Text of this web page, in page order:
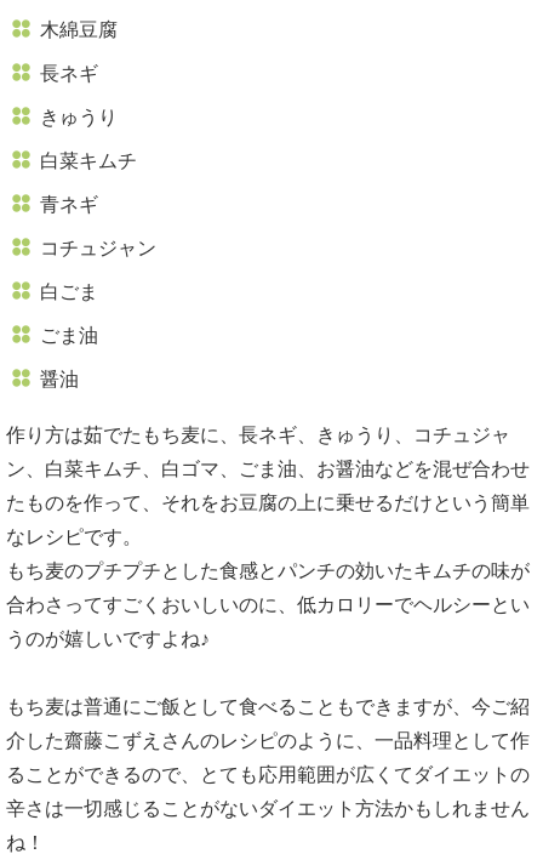
木綿豆腐
長ネギ
きゅうり
白菜キムチ
青ネギ
コチュジャン
白ごま
ごま油
醤油
作り方は茹でたもち麦に、長ネギ、きゅうり、コチュジャ
ン、白菜キムチ、白ゴマ、ごま油、お醤油などを混ぜ合わせ
たものを作って、それをお豆腐の上に乗せるだけという簡単
なレシピです。
もち麦のプチプチとした食感とパンチの効いたキムチの味が
合わさってすごくおいしいのに、低カロリーでヘルシーとい
うのが嬉しいですよね♪
もち麦は普通にご飯として食べることもできますが、今ご紹
介した齋藤こずえさんのレシピのように、一品料理として作
ることができるので、とても応用範囲が広くてダイエットの
辛さは一切感じることがないダイエット方法かもしれません
ね！